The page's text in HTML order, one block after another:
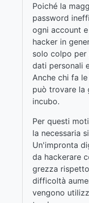
Poiché la
password
ogni account
hacker in
solo colpo per
dati personali
Anche chi fa
può trovare la
incubo.
Per questi
la necessaria
Un'impronta
da hackerare
grezza
difficoltà
vengono